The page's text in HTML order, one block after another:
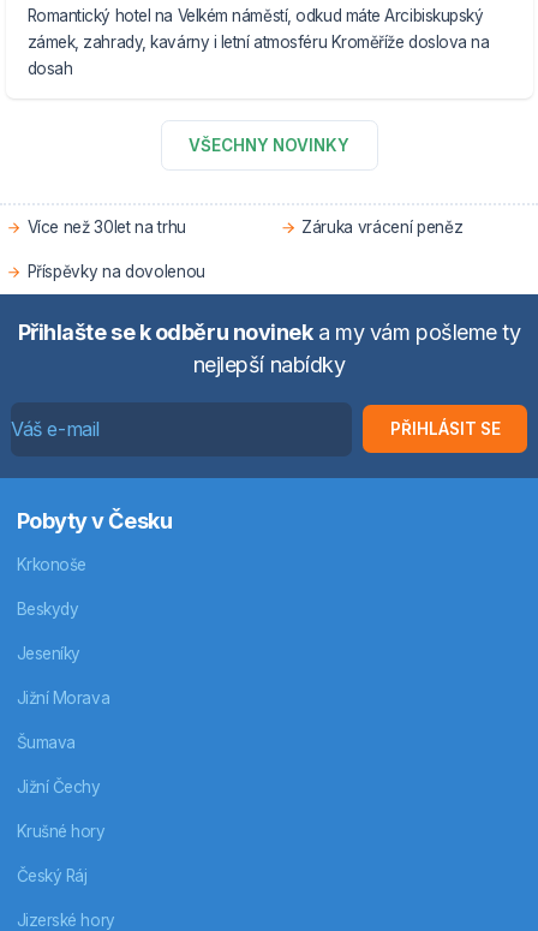
Romantický hotel na Velkém náměstí, odkud máte Arcibiskupský
zámek, zahrady, kavárny i letní atmosféru Kroměříže doslova na
dosah
VŠECHNY NOVINKY
Více než 30let na trhu Záruka vrácení peněz
Příspěvky na dovolenou
Přihlašte se k odběru novineka my vám pošleme ty
nejlepší nabídky
PŘIHLÁSIT SE
Pobyty v Česku
Krkonoše
Beskydy
Jeseníky
Jižní Morava
Šumava
Jižní Čechy
Krušné hory
Český Ráj
Jizerské hory